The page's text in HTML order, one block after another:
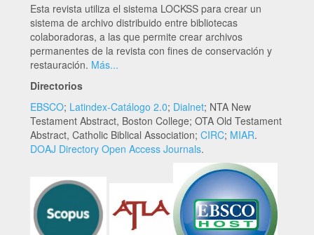
Esta revista utiliza el sistema LOCKSS para crear un
sistema de archivo distribuido entre bibliotecas
colaboradoras, a las que permite crear archivos
permanentes de la revista con fines de conservación y
restauración. Más...
Directorios
EBSCO; Latindex-Catálogo 2.0; Dialnet; NTA New
Testament Abstract, Boston College; OTA Old Testament
Abstract, Catholic Biblical Association; CIRC; MIAR.
DOAJ Directory Open Access Journals.